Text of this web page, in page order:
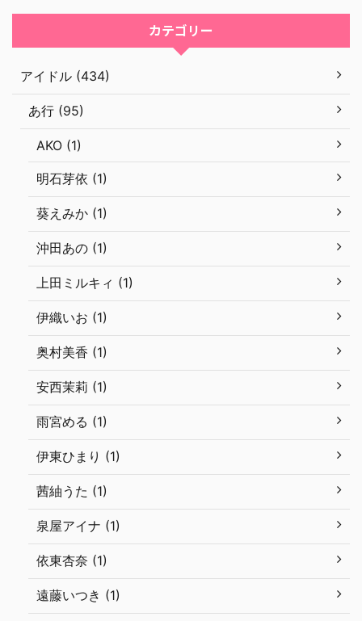
カテゴリー
アイドル (434)
あ行 (95)
AKO (1)
明石芽依 (1)
葵えみか (1)
沖田あの (1)
上田ミルキィ (1)
伊織いお (1)
奥村美香 (1)
安西茉莉 (1)
雨宮める (1)
伊東ひまり (1)
茜紬うた (1)
泉屋アイナ (1)
依東杏奈 (1)
遠藤いつき (1)